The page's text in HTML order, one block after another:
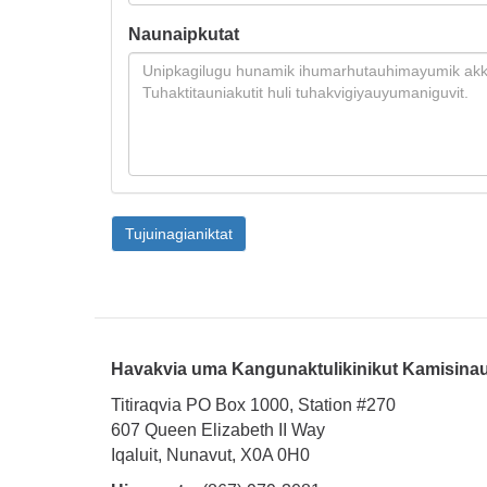
Naunaipkutat
Tujuinagianiktat
Havakvia uma Kangunaktulikinikut
Titiraqvia PO Box 1000, Station #270
607 Queen Elizabeth II Way
Iqaluit, Nunavut, X0A 0H0